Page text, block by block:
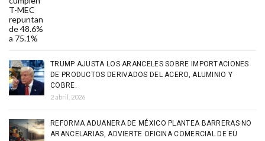
TRUMP AJUSTA LOS ARANCELES SOBRE IMPORTACIONES
DE PRODUCTOS DERIVADOS DEL ACERO, ALUMINIO Y
COBRE.
2 abril, 2026
REFORMA ADUANERA DE MÉXICO PLANTEA BARRERAS NO
ARANCELARIAS, ADVIERTE OFICINA COMERCIAL DE EU